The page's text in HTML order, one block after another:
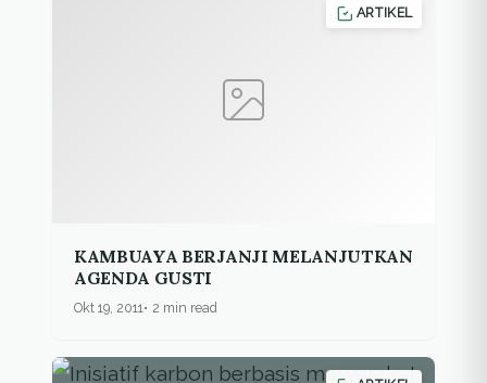
ARTIKEL
KAMBUAYA BERJANJI MELANJUTKAN
AGENDA GUSTI
Okt 19, 2011 2 min read